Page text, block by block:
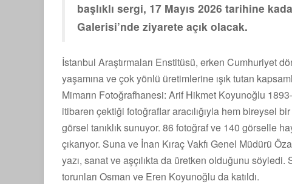
başlıklı sergi, 17 Mayıs 2026 tarihine
Galerisi’nde ziyarete açık olacak.
İstanbul Araştırmaları Enstitüsü, erken Cumhuriyet
yaşamına ve çok yönlü üretimlerine ışık tutan
Mimarın Fotoğrafhanesi: Arif Hikmet Koyunoğlu
itibaren çektiği fotoğraflar aracılığıyla hem bireysel
görsel tanıklık sunuyor. 86 fotoğraf ve 140 görselle
çıkarıyor. Suna ve İnan Kıraç Vakfı Genel Müdürü
yazı, sanat ve aşçılıkta da üretken olduğunu söyledi.
torunları Osman ve Eren Koyunoğlu da katıldı.